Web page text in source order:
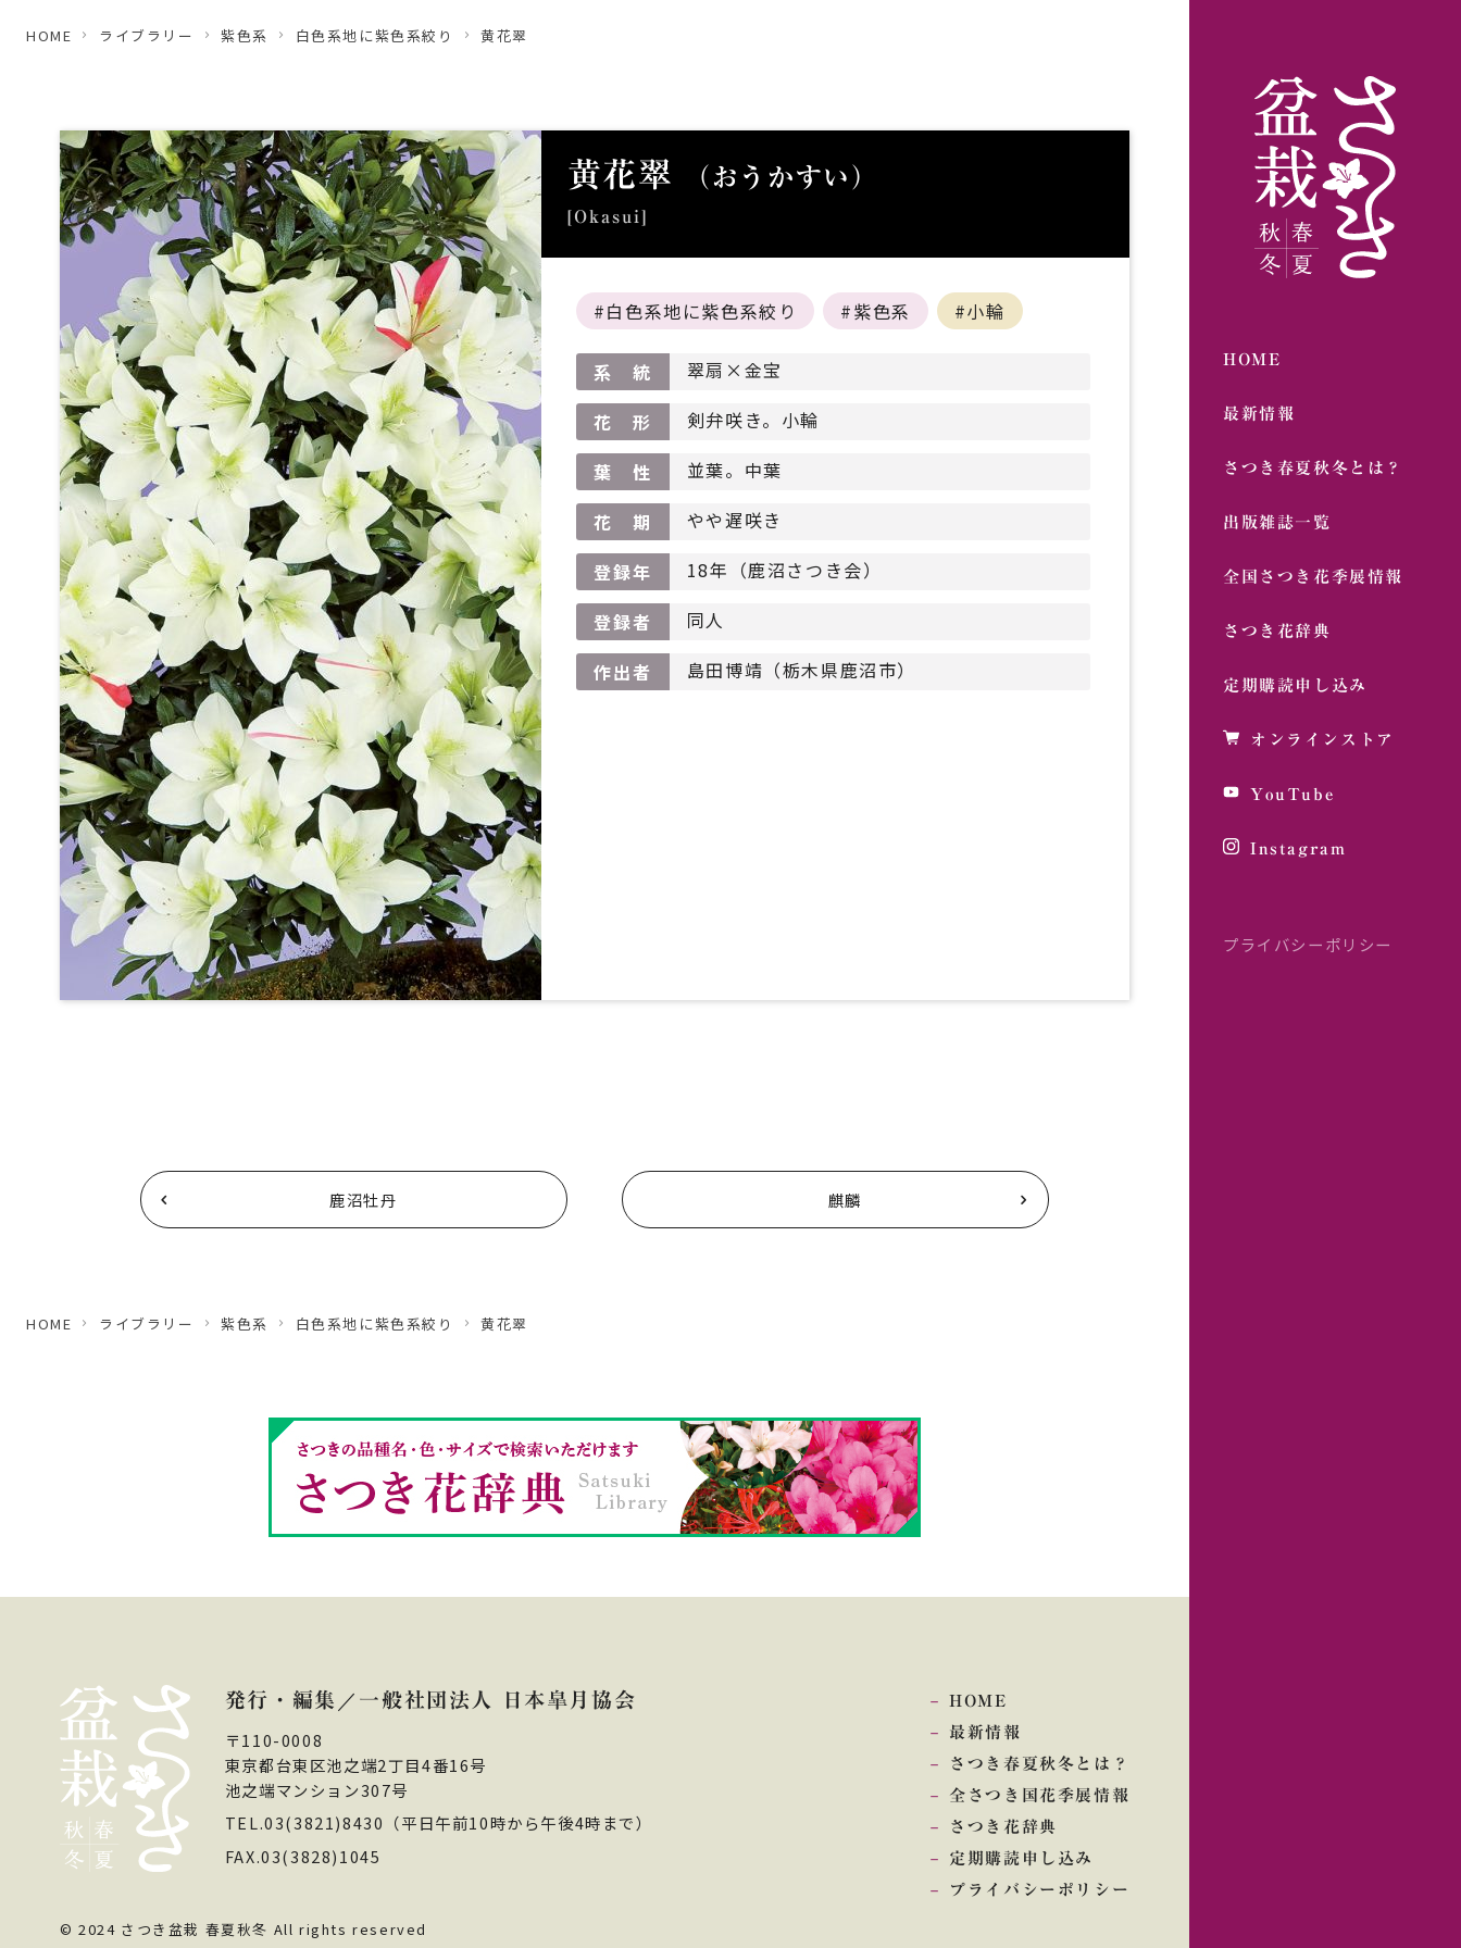
HOME
最新情報
さつき春夏秋冬とは？
出版雑誌一覧
全国さつき花季展情報
さつき花辞典
定期購読申し込み
オンラインストア
YouTube
Instagram
プライバシーポリシー
HOME ライブラリー 紫色系 白色系地に紫色系絞り 黄花翠
黄花翠 （おうかすい）
[Okasui]
白色系地に紫色系絞り 紫色系 小輪
系 統
翠扇×金宝
花 形
剣弁咲き。小輪
葉 性
並葉。中葉
花 期
やや遅咲き
登録年
18年（鹿沼さつき会）
登録者
同人
作出者
島田博靖（栃木県鹿沼市）
鹿沼牡丹 麒麟
HOME ライブラリー 紫色系 白色系地に紫色系絞り 黄花翠
HOME
最新情報
さつき春夏秋冬とは？
全さつき国花季展情報
さつき花辞典
定期購読申し込み
プライバシーポリシー
発行・編集 一般社団法人 日本皐月協会
〒110-0008
東京都台東区池之端2丁目4番16号
池之端マンション307号
TEL.03(3821)8430 （平日午前10時から午後4時まで）
FAX.03(3828)1045
© 2024 さつき盆栽 春夏秋冬 All rights reserved